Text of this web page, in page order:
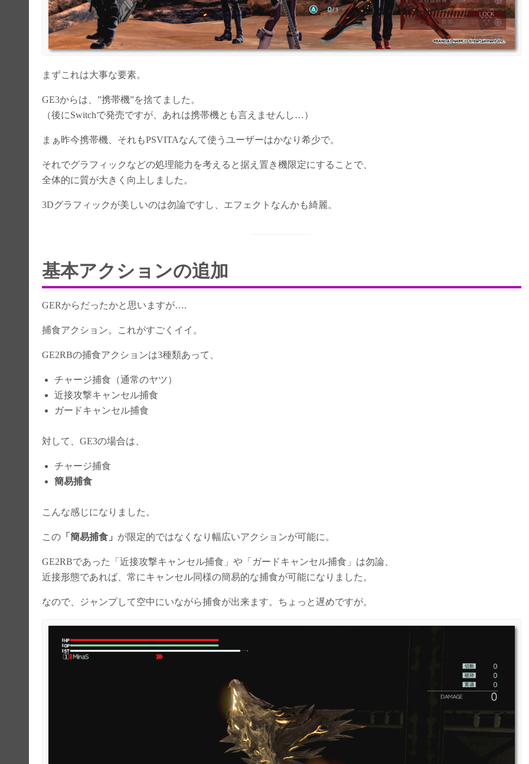
まずこれは大事な要素。
GE3からは、”携帯機”を捨てました。
（後にSwitchで発売ですが、あれは携帯機とも言えませんし…）
まぁ昨今携帯機、それもPSVITAなんて使うユーザーはかなり希少で。
それでグラフィックなどの処理能力を考えると据え置き機限定にすることで、
全体的に質が大きく向上しました。
3Dグラフィックが美しいのは勿論ですし、エフェクトなんかも綺麗。
基本アクションの追加
GERからだったかと思いますが….
捕食アクション。これがすごくイイ。
GE2RBの捕食アクションは3種類あって、
チャージ捕食（通常のヤツ）
近接攻撃キャンセル捕食
ガードキャンセル捕食
対して、GE3の場合は、
チャージ捕食
簡易捕食
こんな感じになりました。
この 「簡易捕食」 が限定的ではなくなり幅広いアクションが可能に。
GE2RBであった「近接攻撃キャンセル捕食」や「ガードキャンセル捕食」は勿論、
近接形態であれば、常にキャンセル同様の簡易的な捕食が可能になりました。
なので、ジャンプして空中にいながら捕食が出来ます。ちょっと遅めですが。